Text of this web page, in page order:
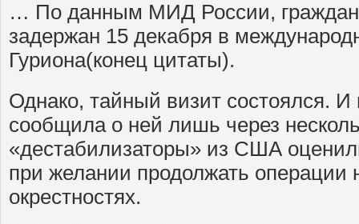
… По данным МИД России,
задержан 15 декабря в
Гуриона(конец цитаты).
Однако, тайный визит состоялся. И
сообщила о ней лишь через
«дестабилизаторы» из США
при желании продолжать операции
окрестностях.